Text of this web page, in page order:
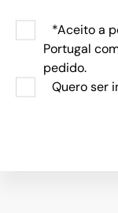
*Aceito a
Portugal
pedido.
Quero ser